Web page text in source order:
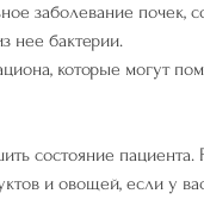
заболевание почек,
нее бактерии.
которые могут
состояние пациента.
и овощей, если у